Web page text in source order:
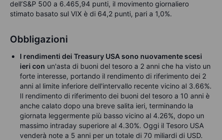
dell’S&P 500 a 6.465,94 punti, il movimento giornaliero
stimato basato sul VIX è di 64,2 punti, pari a 1,0%.
Obbligazioni
I rendimenti dei Treasury USA sono nuovamente scesi
ieri con un'asta di buoni del tesoro a 2 anni che ha visto un
forte interesse, portando il rendimento di riferimento dei 2
anni al limite inferiore dell'intervallo recente vicino al 3.66%.
Il rendimento di riferimento dei buoni del tesoro a 10 anni è
anche calato dopo una breve salita ieri, terminando la
giornata leggermente più basso vicino al 4.26%, dopo un
massimo intraday superiore al 4.30%. Oggi il Tesoro USA
venderà note a 5 anni per un totale di 70 miliardi di USD.